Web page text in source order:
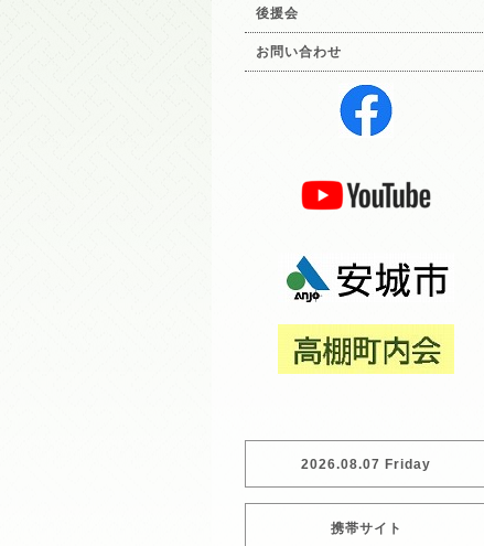
後援会
お問い合わせ
2026.08.07 Friday
携帯サイト